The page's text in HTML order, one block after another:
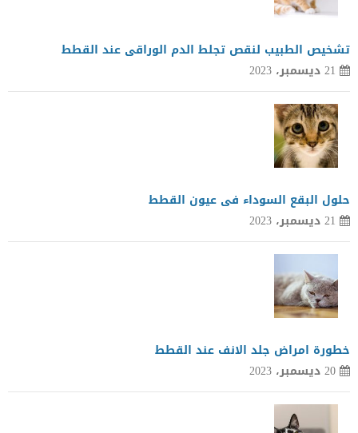
تشخيص الطبيب لنقص تجلط الدم الوراقى عند القطط
21 ديسمبر، 2023
حلول البقع السوداء فى عيون القطط
21 ديسمبر، 2023
خطورة امراض جلد الانف عند القطط
20 ديسمبر، 2023